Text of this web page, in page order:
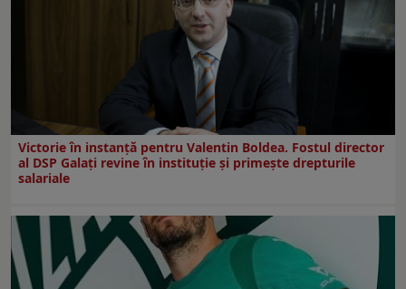
Victorie în instanță pentru Valentin Boldea. Fostul director
al DSP Galați revine în instituție și primește drepturile
salariale